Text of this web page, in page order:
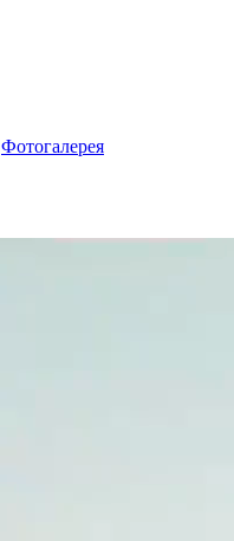
Фотогалерея